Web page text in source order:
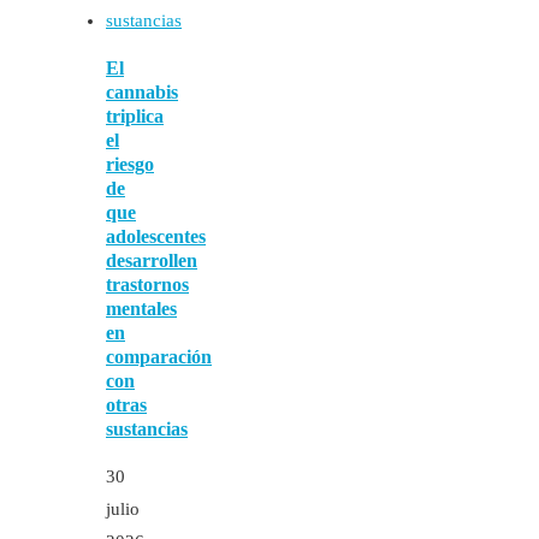
El
cannabis
triplica
el
riesgo
de
que
adolescentes
desarrollen
trastornos
mentales
en
comparación
con
otras
sustancias
30
julio